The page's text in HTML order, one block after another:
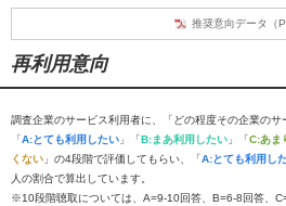
推奨意向データ（
再利用意向
調査企業のサービス利用者に、「どの程度その企業の
「A:とても利用したい 」「B:まあ利用したい 」「C:あま
くない 」の4段階で評価してもらい、「A:とても利用し
人の割合で算出しています。
※10段階聴取については、A=9-10回答、B=6-8回答、